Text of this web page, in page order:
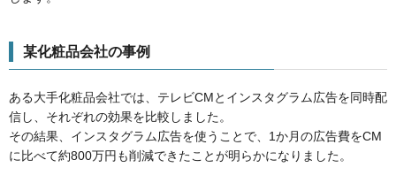
某化粧品会社の事例
ある大手化粧品会社では、テレビCMとインスタグラム広告を同時配
信し、それぞれの効果を比較しました。
その結果、インスタグラム広告を使うことで、1か月の広告費をCM
に比べて約800万円も削減できたことが明らかになりました。